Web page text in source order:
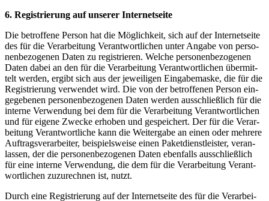
6. Regis­trie­rung auf unse­rer Internetseite
Die betrof­fe­ne Per­son hat die Mög­lich­keit, sich auf der Inter­net­sei­te
des für die Ver­ar­bei­tung Ver­ant­wort­li­chen unter Anga­be von per­so­
nen­be­zo­ge­nen Daten zu regis­trie­ren. Wel­che per­so­nen­be­zo­ge­nen
Daten dabei an den für die Ver­ar­bei­tung Ver­ant­wort­li­chen über­mit­
telt wer­den, ergibt sich aus der jewei­li­gen Ein­ga­be­mas­ke, die für die
Regis­trie­rung ver­wen­det wird. Die von der betrof­fe­nen Per­son ein­
ge­ge­be­nen per­so­nen­be­zo­ge­nen Daten wer­den aus­schließ­lich für die
inter­ne Ver­wen­dung bei dem für die Ver­ar­bei­tung Ver­ant­wort­li­chen
und für eige­ne Zwe­cke erho­ben und gespei­chert. Der für die Ver­ar­
bei­tung Ver­ant­wort­li­che kann die Wei­ter­ga­be an einen oder meh­re­re
Auf­trags­ver­ar­bei­ter, bei­spiels­wei­se einen Paket­dienst­leis­ter, ver­an­
las­sen, der die per­so­nen­be­zo­ge­nen Daten eben­falls aus­schließ­lich
für eine inter­ne Ver­wen­dung, die dem für die Ver­ar­bei­tung Ver­ant­
wort­li­chen zuzu­rech­nen ist, nutzt.
Durch eine Regis­trie­rung auf der Inter­net­sei­te des für die Ver­ar­bei­